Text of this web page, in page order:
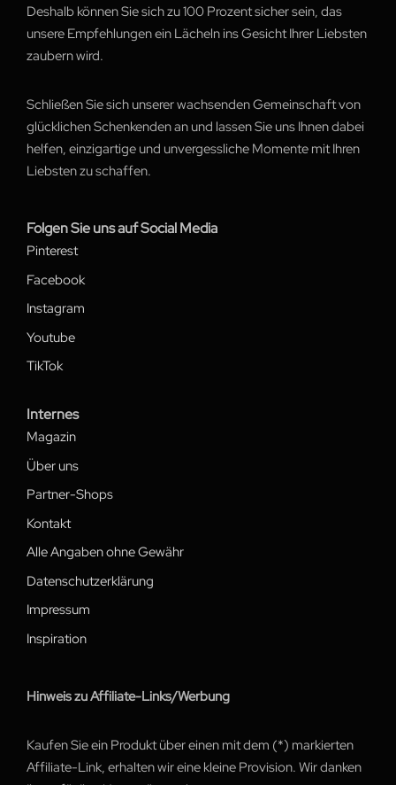
Deshalb können Sie sich zu 100 Prozent sicher sein, das
unsere Empfehlungen ein Lächeln ins Gesicht Ihrer Liebsten
zaubern wird.
Schließen Sie sich unserer wachsenden Gemeinschaft von
glücklichen Schenkenden an und lassen Sie uns Ihnen dabei
helfen, einzigartige und unvergessliche Momente mit Ihren
Liebsten zu schaffen.
Folgen Sie uns auf Social Media
Pinterest
Facebook
Instagram
Youtube
TikTok
Internes
Magazin
Über uns
Partner-Shops
Kontakt
Alle Angaben ohne Gewähr
Datenschutzerklärung
Impressum
Inspiration
Hinweis zu Affiliate-Links/Werbung
Kaufen Sie ein Produkt über einen mit dem (*) markierten
Affiliate-Link, erhalten wir eine kleine Provision. Wir danken